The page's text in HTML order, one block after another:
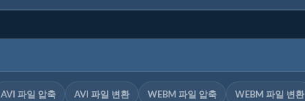
AVI 파일 압축 AVI 파일 변환 WEBM 파일 압축 WEBM 파일 변환